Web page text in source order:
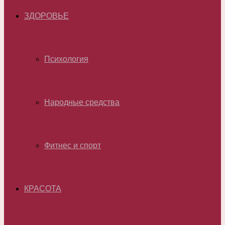
ЗДОРОВЬЕ
Психология
Народные средства
Фитнес и спорт
КРАСОТА